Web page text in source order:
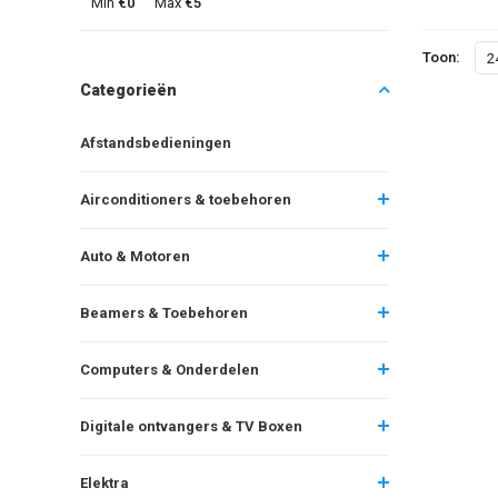
Categorieën
Afstandsbedieningen
Airconditioners & toebehoren
Auto & Motoren
Beamers & Toebehoren
Computers & Onderdelen
Digitale ontvangers & TV Boxen
Elektra
Toon: